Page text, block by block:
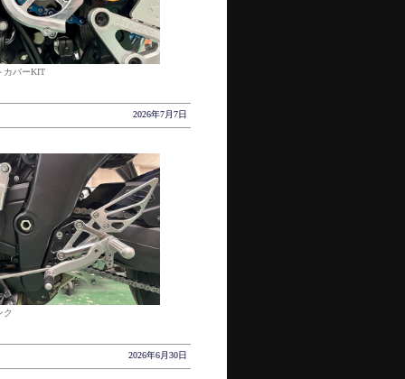
カバーKIT
2026年7月7日
ク
2026年6月30日